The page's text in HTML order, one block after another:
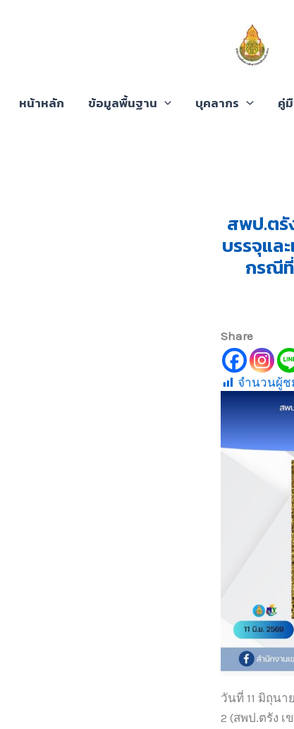
หน้าหลัก ข้อมูลพื้นฐาน บุคลากร คู่
สพป.ตรั
บรรจุแล
กรณี
Share
จำนวนผู้ช
วันที่ 11 มิถุน
2 (สพป.ตรัง